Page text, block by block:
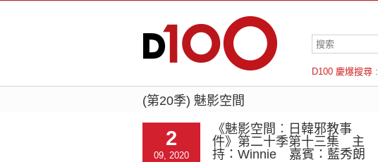
D100 慶爆搜尋 :
羅倫斯
(第20季) 魅影空間
2
09, 2020
《魅影空間︰日韓邪教事
件》第二十季第十三集 主
持：Winnie 嘉賓：藍秀朗